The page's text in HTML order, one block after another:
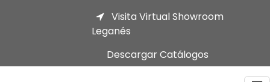
Visita Virtual Showroom
Leganés
Descargar Catálogos